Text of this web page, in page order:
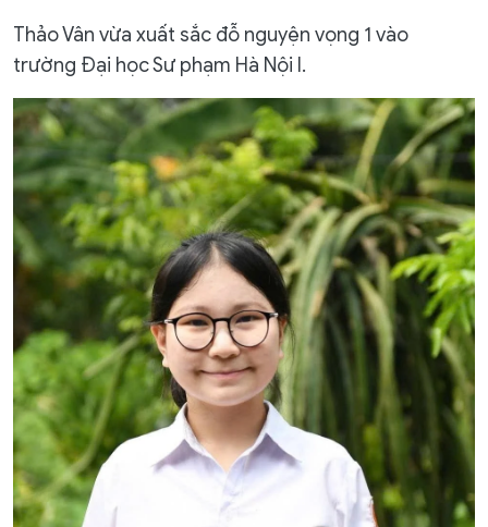
Thảo Vân vừa xuất sắc đỗ nguyện vọng 1 vào
trường Đại học Sư phạm Hà Nội I.